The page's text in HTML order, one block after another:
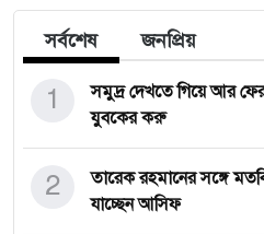
সর্বশেষ জনপ্রিয়
সমুদ্র দেখতে গিয়ে আর
যুবকের করু
1
তারেক রহমানের সঙ্গে
যাচ্ছেন আসিফ
2